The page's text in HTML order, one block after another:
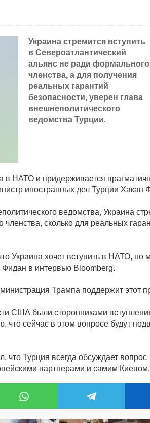
Украина стремится вступить
в Североатлантический
альянс не ради формального
членства, а для получения
реальных гарантий
безопасности, уверен глава
внешнеполитического
ведомства Турции.
в НАТО и придерживается
иностранных дел Турции Хакан
ведомства, Украина
сколько для реальных
Украина хочет вступить в НАТО, но
в интервью Bloomberg.
Трампа поддержит этот
США были сторонниками
сейчас в этом вопросе будут
что Турция всегда обсуждает вопрос
партнерами и самим Киевом.